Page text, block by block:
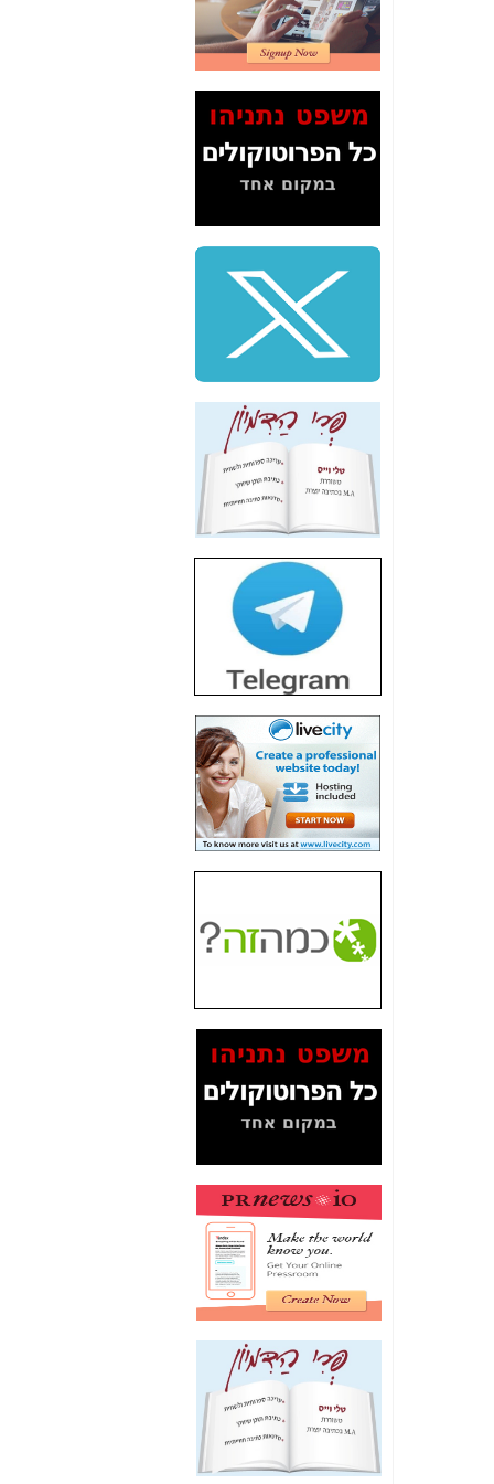
2" על תעלולי השר
משה כחלון -כאן
הסלולר" ואיך מסרסים
את הנתונים לציבור -
כאן
סיכום ביקור בסיליקון
שלמה פילבר (עד
לאחרונה מנכ"ל משרד
התקשורת) - עד
מדינה? הצחקתם
אותי! -
"יש אפליה בחקירה"?
חשיפה: למה השר
משה כחלון לא נחקר
עד היום? -
כאן
הדומה לזו של "תיק
4000" אך בתחום
הסלולר -
חשיפת מה שלא
רוצים שתדעו בעניין
פריסת אנלימיטד
(בניחוח בלתי נסבל) -
כאן
חשיפה: איוב קרא
אישר לקבוצת סלקום
בדיוק מה שביבי אישר
כאן
האם השר איוב קרא
היה צריך בכלל לחתום
על האישור, שנתן
האם ביבי וקרא קבלו
בכלל תמורה עבור
המסמכים בנושא בזק-
Yes (תיק 4000)
לאיש הלא נכון! -כאן
עובדות ומסמכים
תקשורת עזר לקב'
בזק? - כאן
מה מקור ה-Fake
News שהביא לתפירת
תיק לביבי והעלמת
החשודים הנכונים -כאן
אחת הרגליים של "תיק
4000 התפור"
התמוטטה היום
בניצחון (כפול) של בזק
כאן
איך כתבות מפנקות